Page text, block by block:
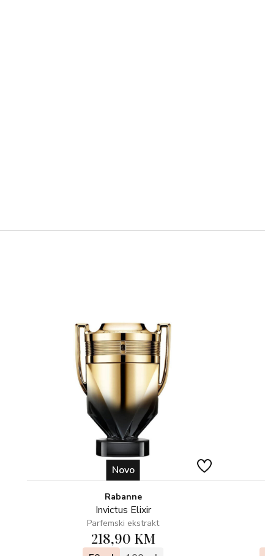
Novo
Rabanne
Invictus Elixir
Parfemski ekstrakt
218,90 KM